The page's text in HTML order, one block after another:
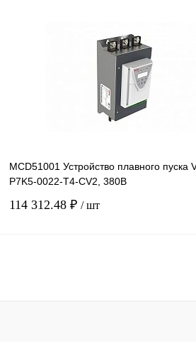
Сравнение
Под заказ
MCD51001 Устройство плавного пуска
P7K5-0022-T4-CV2, 380В
114 312.48 ₽ / шт
Купить в 1 клик Сравнение